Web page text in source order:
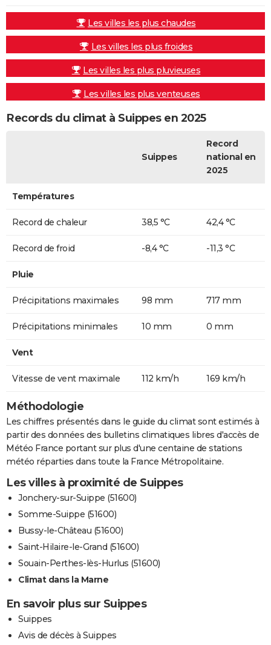
Les villes les plus chaudes
Les villes les plus froides
Les villes les plus pluvieuses
Les villes les plus venteuses
Records du climat à Suippes en 2025
Suippes
Record
national en
2025
Températures
Record de chaleur 38,5 °C 42,4 °C
Record de froid -8,4 °C -11,3 °C
Pluie
Précipitations maximales 98 mm 717 mm
Précipitations minimales 10 mm 0 mm
Vent
Vitesse de vent maximale 112 km/h 169 km/h
Méthodologie
Les chiffres présentés dans le guide du climat sont estimés à
partir des données des bulletins climatiques libres d'accès de
Météo France portant sur plus d'une centaine de stations
météo réparties dans toute la France Métropolitaine.
Les villes à proximité de Suippes
Jonchery-sur-Suippe (51600)
Somme-Suippe (51600)
Bussy-le-Château (51600)
Saint-Hilaire-le-Grand (51600)
Souain-Perthes-lès-Hurlus (51600)
Climat dans la Marne
En savoir plus sur Suippes
Suippes
Avis de décès à Suippes